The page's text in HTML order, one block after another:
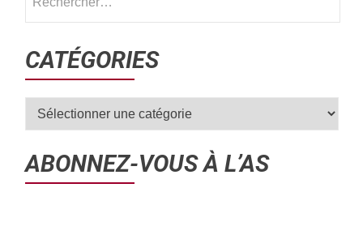
CATÉGORIES
ABONNEZ-VOUS À L’AS